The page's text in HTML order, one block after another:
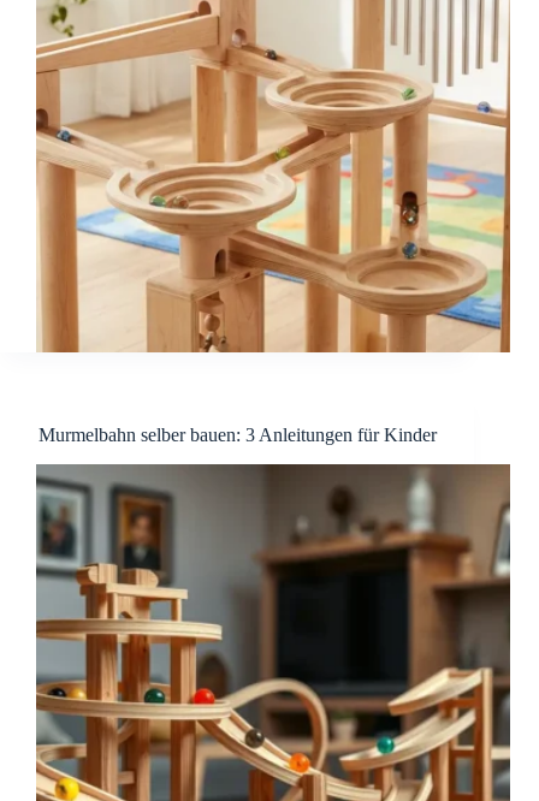
Murmelbahn selber bauen: 3 Anleitungen für Kinder